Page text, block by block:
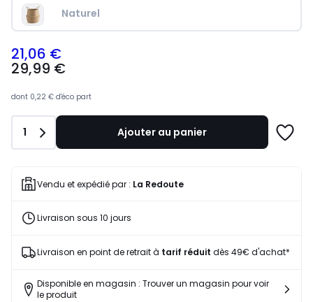
Naturel
29,99
€
à
programme
pour
payer
place
21,06
21,06 €
29,99 €
dont 0,22 € d'éco part
Quantité
1 Ajouter au panier
Vendu et expédié par : La Redoute
Livraison sous 10 jours
Livraison en point de retrait à tarif réduit dès 49€ d'achat*
Disponible en magasin : Trouver un magasin pour voir
le produit